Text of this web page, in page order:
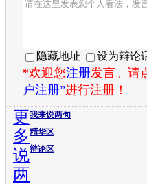
隐藏地址 设为辩论
*欢迎您注册发言。请
户注册”进行注册！
我来说两句
精华区
辩论区
更
多
说
两